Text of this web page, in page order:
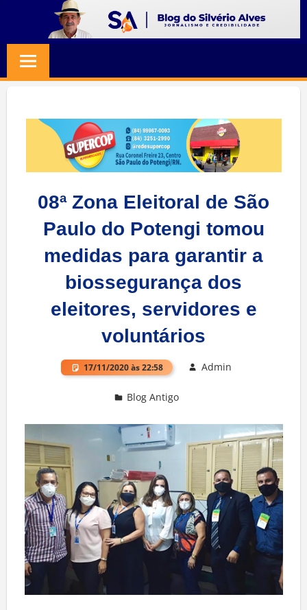
content
SILVERIO
ALVES
Jornalismo
Credibilidade
08ª Zona Eleitoral de São
Paulo do Potengi tomou
medidas para garantir a
biossegurança dos
eleitores, servidores e
voluntários
17/11/2020 às 22:58 Admin
Blog Antigo